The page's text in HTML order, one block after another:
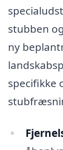
stubben
ny
specifikke